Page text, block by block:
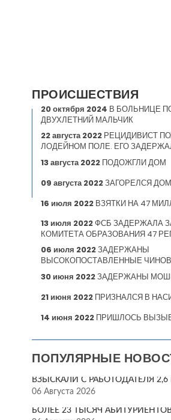
ПРОИСШЕСТВИЯ
20 октября 2024 В БОЛЬНИЦЕ
ДВУХЛЕТНИЙ МАЛЬЧИК
22 августа 2022 РЕЦИДИВИСТ
ЛОДЕЙНОМ ПОЛЕ. ЕГО
13 августа 2022 ПОДОЖГЛИ ДОМ
09 августа 2022ЗАГОРЕЛСЯ ДОМ
16 июля 2022 ВЗЯТКИ НА 47
13 июля 2022ФСБ ЗАДЕРЖАЛА
КОМИТЕТА ОБРАЗОВАНИЯ 47
06 июля 2022ЗАДЕРЖАНЫ
ВЫСОКОПОСТАВЛЕННЫЕ
30 июня 2022ЗАДЕРЖАНЫ
21 июня 2022 ПРИЗНАЛСЯ В
14 июня 2022 ПРИШЛОСЬ
ПОПУЛЯРНЫЕ
ВЗЫСКАЛИ С РАБОТОДАТЕЛЯ
06 Августа 2026
БОЛЕЕ 23 ТЫСЯЧ